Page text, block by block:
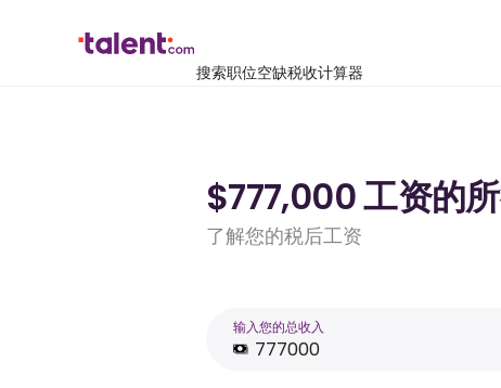
搜索职位空缺税收计算器
$777,000 工资的
了解您的税后工资
输入您的总收入